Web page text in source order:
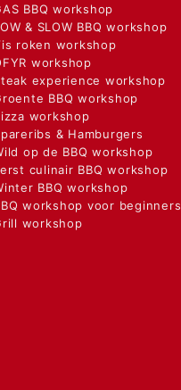
BBQ workshop
& SLOW BBQ workshop
roken workshop
workshop
experience workshop
BBQ workshop
workshop
& Hamburgers
op de BBQ workshop
culinair BBQ workshop
BBQ workshop
workshop voor beginners
workshop